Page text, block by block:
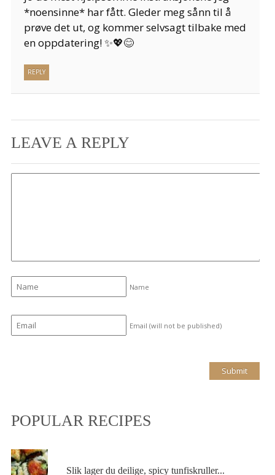
*noensinne* har fått. Gleder meg sånn til å
prøve det ut, og kommer selvsagt tilbake med
en oppdatering! ✨💖😊
REPLY
LEAVE A REPLY
Name
Email (will not be published)
POPULAR RECIPES
Slik lager du deilige, spicy tunfiskruller...